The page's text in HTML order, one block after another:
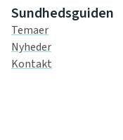
Sundhedsguiden
Temaer
Nyheder
Kontakt